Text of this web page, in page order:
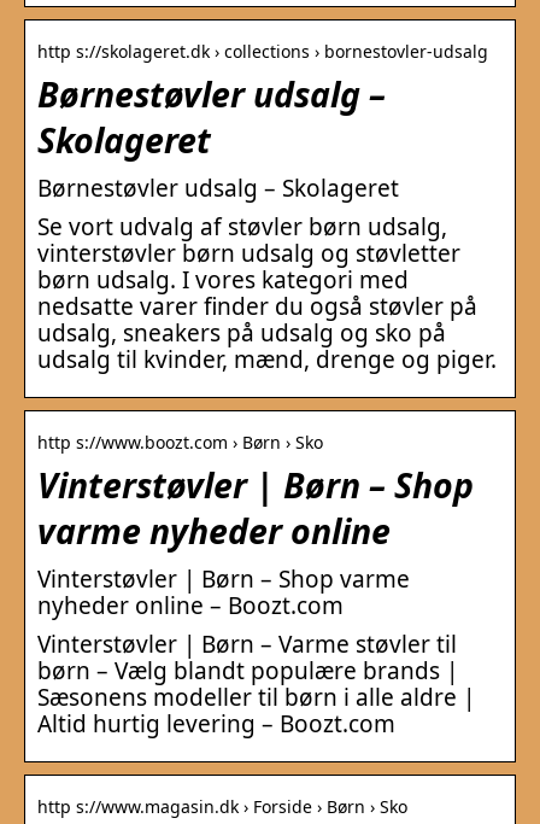
http s://skolageret.dk › collections › bornestovler-udsalg
Børnestøvler udsalg –
Skolageret
Børnestøvler udsalg – Skolageret
Se vort udvalg af støvler børn udsalg,
vinterstøvler børn udsalg og støvletter
børn udsalg. I vores kategori med
nedsatte varer finder du også støvler på
udsalg, sneakers på udsalg og sko på
udsalg til kvinder, mænd, drenge og piger.
http s://www.boozt.com › Børn › Sko
Vinterstøvler | Børn – Shop
varme nyheder online
Vinterstøvler | Børn – Shop varme
nyheder online – Boozt.com
Vinterstøvler | Børn – Varme støvler til
børn – Vælg blandt populære brands |
Sæsonens modeller til børn i alle aldre |
Altid hurtig levering – Boozt.com
http s://www.magasin.dk › Forside › Børn › Sko